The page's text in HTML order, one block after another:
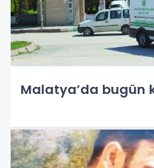
Malatya’da bugün